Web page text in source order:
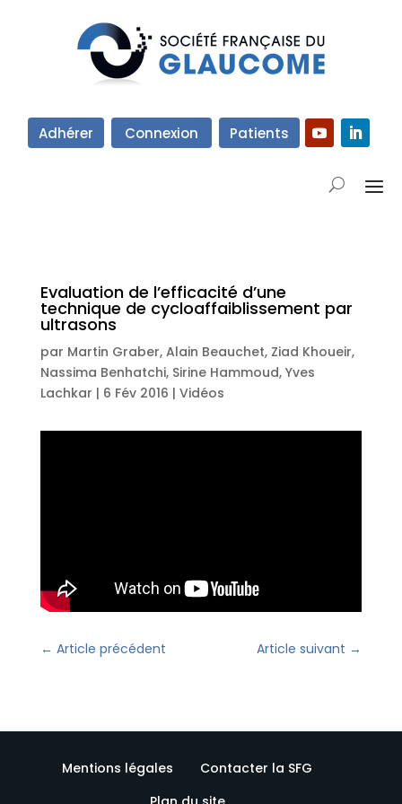
Adhérer Connexion Patients
Evaluation de l’efficacité d’une
technique de cycloaffaiblissement par
ultrasons
par Martin Graber, Alain Beauchet, Ziad Khoueir,
Nassima Benhatchi, Sirine Hammoud, Yves
Lachkar | 6 Fév 2016 | Vidéos
← Article précédent Article suivant →
Mentions légales
Contacter la SFG